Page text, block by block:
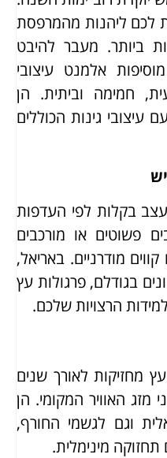
לכם ליהנות מהמרפסת
ביותר. מעבר להיבט
אלמנט עיצובי
חמימה וביתית. הן
עיצובי גינות הכוללים
בקלות לפי העדפות
פשוטים או מורכבים
מודרניים. באריאל,
בגודלם, פרגולות עץ
הרצויות שלכם.
מחזיקות לאורך שנים
מזג האוויר המקומי. הן
וגם לגשמי החורף,
מינימלית.